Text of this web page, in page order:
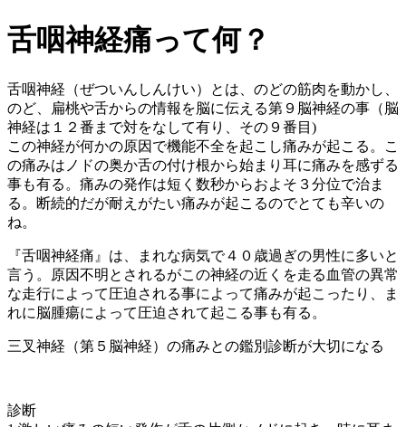
舌咽神経痛って何？
舌咽神経（ぜついんしんけい）とは、のどの筋肉を動かし、
のど、扁桃や舌からの情報を脳に伝える第９脳神経の事（脳
神経は１２番まで対をなして有り、その９番目)
この神経が何かの原因で機能不全を起こし痛みが起こる。こ
の痛みはノドの奥か舌の付け根から始まり耳に痛みを感ずる
事も有る。痛みの発作は短く数秒からおよそ３分位で治ま
る。断続的だが耐えがたい痛みが起こるのでとても辛いの
ね。
『舌咽神経痛』は、まれな病気で４０歳過ぎの男性に多いと
言う。原因不明とされるがこの神経の近くを走る血管の異常
な走行によって圧迫される事によって痛みが起こったり、ま
れに脳腫瘍によって圧迫されて起こる事も有る。
三叉神経（第５脳神経）の痛みとの鑑別診断が大切になる
診断